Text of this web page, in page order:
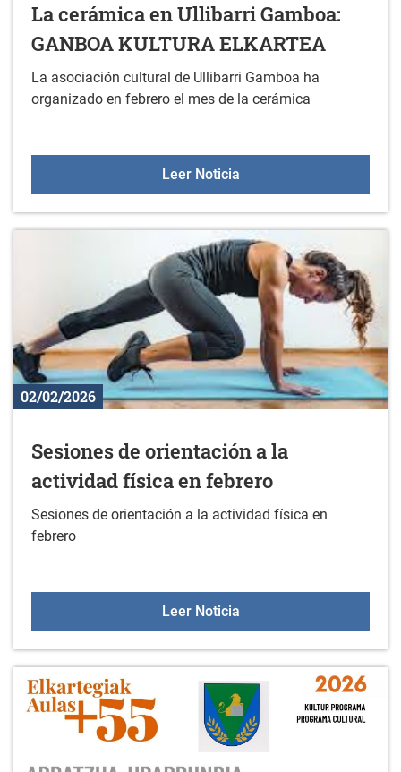
La cerámica en Ullibarri Gamboa:
GANBOA KULTURA ELKARTEA
La asociación cultural de Ullibarri Gamboa ha
organizado en febrero el mes de la cerámica
Leer NoticiaLa cerámica en Ullibarri
02/02/2026
Sesiones de orientación a la
actividad física en febrero
Sesiones de orientación a la actividad física en
febrero
Leer NoticiaSesiones de